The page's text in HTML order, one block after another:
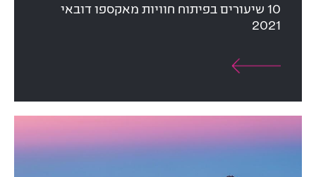
10 שיעורים בפיתוח חוויות מאקספו דובאי
2021